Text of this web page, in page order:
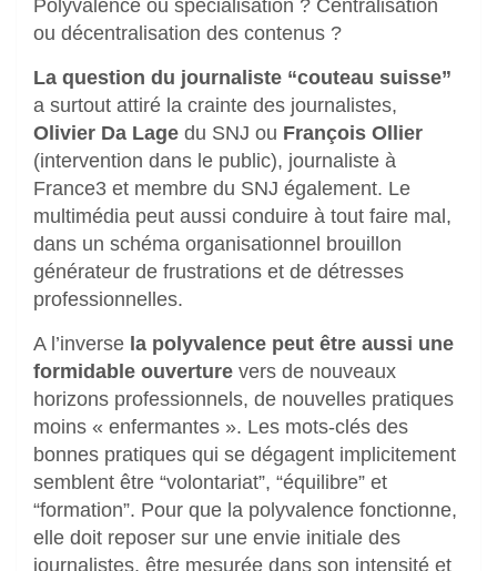
Polyvalence ou spécialisation ? Centralisation
ou décentralisation des contenus ?
La question du journaliste “couteau suisse”
a surtout attiré la crainte des journalistes,
Olivier Da Lage du SNJ ou François Ollier
(intervention dans le public), journaliste à
France3 et membre du SNJ également. Le
multimédia peut aussi conduire à tout faire mal,
dans un schéma organisationnel brouillon
générateur de frustrations et de détresses
professionnelles.
A l’inverse la polyvalence peut être aussi une
formidable ouverture vers de nouveaux
horizons professionnels, de nouvelles pratiques
moins « enfermantes ». Les mots-clés des
bonnes pratiques qui se dégagent implicitement
semblent être “volontariat”, “équilibre” et
“formation”. Pour que la polyvalence fonctionne,
elle doit reposer sur une envie initiale des
journalistes, être mesurée dans son intensité et